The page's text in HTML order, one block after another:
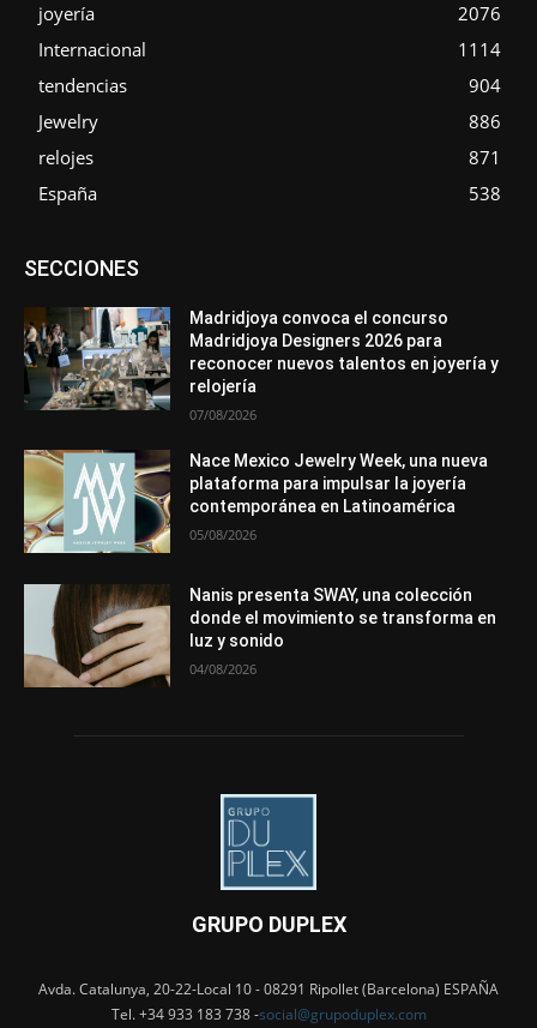
joyería
2076
Internacional
1114
tendencias
904
Jewelry
886
relojes
871
España
538
SECCIONESAsociaciones
Entrevistas
Mundo Técnico
Novedades Opiniones
Perspectiva
Premios
Secciones Sin categoría
Más
Madridjoya convoca el concurso
Madridjoya Designers 2026 para
reconocer nuevos talentos en joyería y
relojería
07/08/2026
Nace Mexico Jewelry Week, una nueva
plataforma para impulsar la joyería
contemporánea en Latinoamérica
05/08/2026
Nanis presenta SWAY, una colección
donde el movimiento se transforma en
luz y sonido
04/08/2026
GRUPO DUPLEX
Avda. Catalunya, 20-22-Local 10 - 08291 Ripollet (Barcelona) ESPAÑA
Tel. +34 933 183 738 -social@grupoduplex.com